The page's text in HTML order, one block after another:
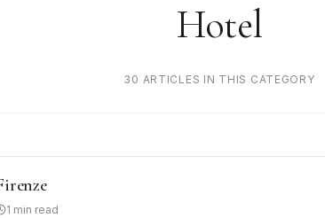
Hotel
30 ARTICLES IN THIS CATEGORY
1 min read